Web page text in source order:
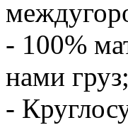
- 100%
нами груз;
-